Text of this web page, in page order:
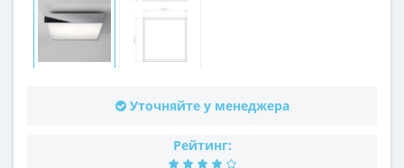
Уточняйте у менеджера
Рейтинг: